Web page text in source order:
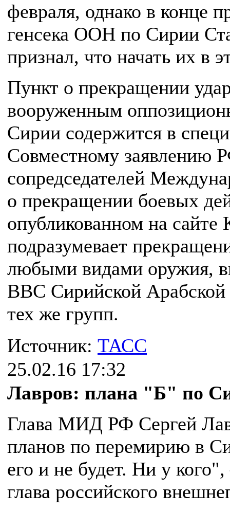
февраля, однако в конце
генсека ООН по Сирии
признал, что начать их в
Пункт о прекращении
вооруженным
Сирии содержится в
Совместному заявлению
сопредседателей
о прекращении боевых
опубликованном на
подразумевает
любыми видами оружия,
ВВС Сирийской Арабской
тех же групп.
Источник: ТАСС
25.02.16 17:32
Лавров: плана "Б" по
Глава МИД РФ Сергей
планов по перемирию в
его и не будет. Ни у
глава российского